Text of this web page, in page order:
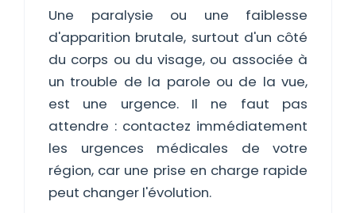
Une paralysie ou une faiblesse
d'apparition brutale, surtout d'un côté
du corps ou du visage, ou associée à
un trouble de la parole ou de la vue,
est une urgence. Il ne faut pas
attendre : contactez immédiatement
les urgences médicales de votre
région, car une prise en charge rapide
peut changer l'évolution.